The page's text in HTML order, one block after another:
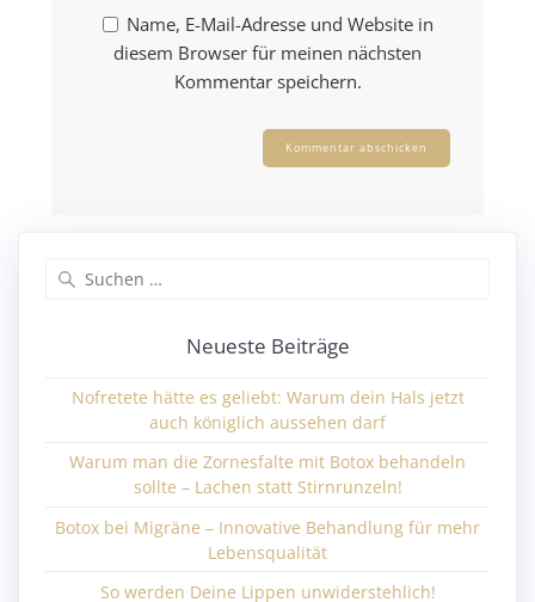
Name, E-Mail-Adresse und Website in
diesem Browser für meinen nächsten
Kommentar speichern.
Neueste Beiträge
Nofretete hätte es geliebt: Warum dein Hals jetzt
auch königlich aussehen darf
Warum man die Zornesfalte mit Botox behandeln
sollte – Lachen statt Stirnrunzeln!
Botox bei Migräne – Innovative Behandlung für mehr
Lebensqualität
So werden Deine Lippen unwiderstehlich!